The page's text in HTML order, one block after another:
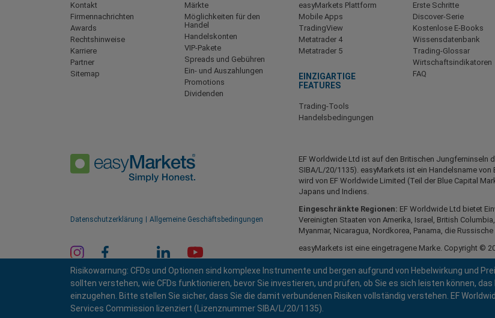
Kontakt
Firmennachrichten
Awards
Rechtshinweise
Karriere
Partner
Sitemap
Märkte
Möglichkeiten für den
Handel
Handelskonten
VIP-Pakete
Spreads und Gebühren
Ein- und Auszahlungen
Promotions
Dividenden
easyMarkets Plattform
Mobile Apps
TradingView
Metatrader 4
Metatrader 5
EINZIGARTIGE
FEATURES
Trading-Tools
Handelsbedingungen
Erste Schritte
Discover-Serie
Kostenlose E-Books
Wissensdatenbank
Trading-Glossar
Wirtschaftsindikatoren
FAQ
Datenschutzerklärung Allgemeine Geschäftsbedingungen
EF Worldwide Ltd ist auf den Britischen Jungferninseln
SIBA/L/20/1135). easyMarkets ist ein Handelsname
wird von EF Worldwide Limited (Teil der Blue Capital
Japans und Indiens.
Eingeschränkte Regionen: EF Worldwide Ltd bietet
Vereinigten Staaten von Amerika, Israel, British
Myanmar, Nicaragua, Nordkorea, Panama, die
easyMarkets ist eine eingetragene Marke. Copyright ©
Risikowarnung: CFDs und Optionen sind komplexe Instrumente und bergen aufgrund von Hebelwirkung und
sollten verstehen, wie CFDs funktionieren, bevor Sie investieren, und prüfen, ob Sie es sich leisten können,
einzugehen. Bitte stellen Sie sicher, dass Sie die damit verbundenen Risiken vollständig verstehen. EF
Services Commission lizenziert (Lizenznummer SIBA/L/20/1135).